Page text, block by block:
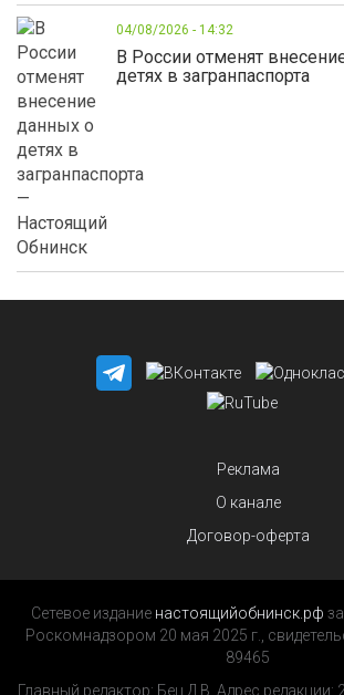
04/08/2026 - 14:32
В России отменят
детях в загранпаспорта
Реклама
О канале
Договор-оферта
Сетевое издание настоящийобнинск.рф
Роскомнадзором 20 мая 2025 г.,
89465
Главный редактор: Бец Д.В. Адрес редакции: